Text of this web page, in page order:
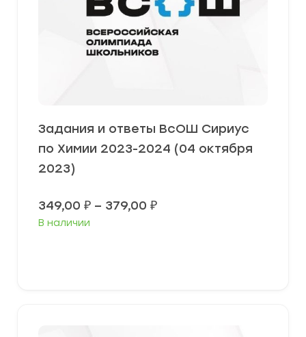
Задания и ответы ВсОШ Сириус
по Химии 2023-2024 (04 октября
2023)
349,00 ₽ – 379,00 ₽Диапазон
В наличии